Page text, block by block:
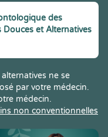
des
Douces et Alternatives
ne se
par votre médecin.
médecin.
non conventionnelles